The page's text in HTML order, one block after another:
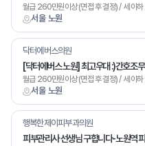
서울 노원
월급 260만원이상 (면접 후 결정) / 세 이하
서울 노원
닥터에버스의원
[닥터에버스 노원] 최고우대 :)간호
월급 260만원이상 (면접 후 결정) / 세 이하
행복한제이피부과의원
피부관리사 선생님 구합니다-노원역